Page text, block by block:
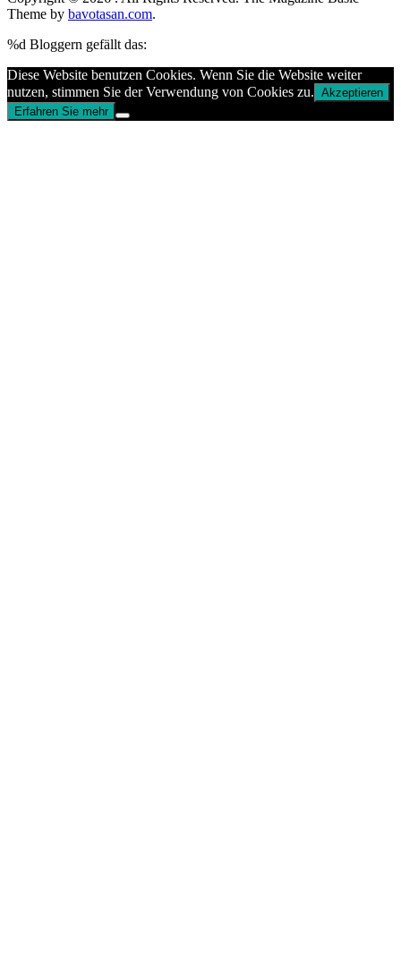
Theme by bavotasan.com.
%d Bloggern gefällt das:
Diese Website benutzen Cookies. Wenn Sie die Website weiter
nutzen, stimmen Sie der Verwendung von Cookies zu. Akzeptieren
Erfahren Sie mehr